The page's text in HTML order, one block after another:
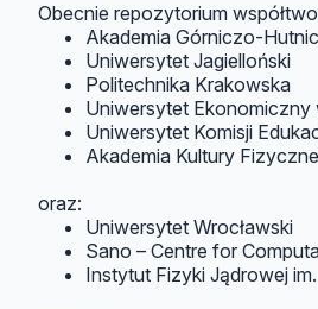
Obecnie repozytorium
Akademia Górniczo-
Uniwersytet Jagielloński
Politechnika Krakowska
Uniwersytet Ekonomiczny
Uniwersytet Komisji
Akademia Kultury
oraz:
Uniwersytet Wrocławski
Sano – Centre for
Instytut Fizyki Jądrowej